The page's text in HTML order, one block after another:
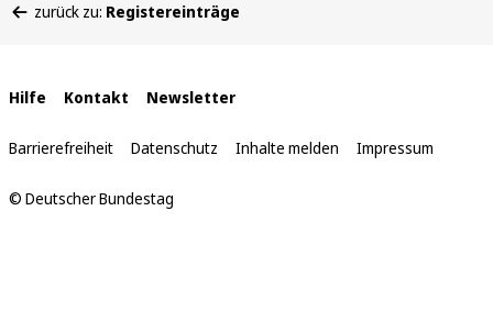
befinden
zurück zu: Registereinträge
Interne
Links
Hilfe Kontakt Newsletter
Barrierefreiheit Datenschutz Inhalte melden Impressum
© Deutscher Bundestag